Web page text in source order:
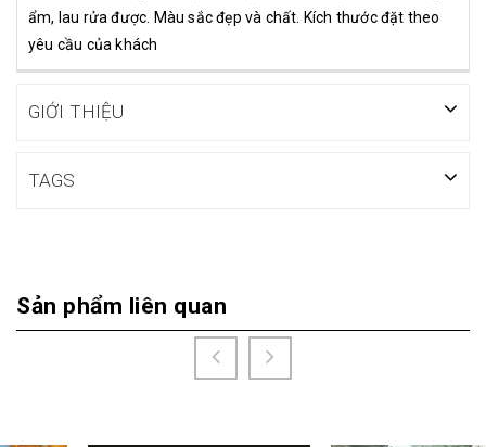
ẩm, lau rửa được. Màu sắc đẹp và chất. Kích thước đặt theo
yêu cầu của khách
GIỚI THIỆU
TAGS
Sản phẩm liên quan